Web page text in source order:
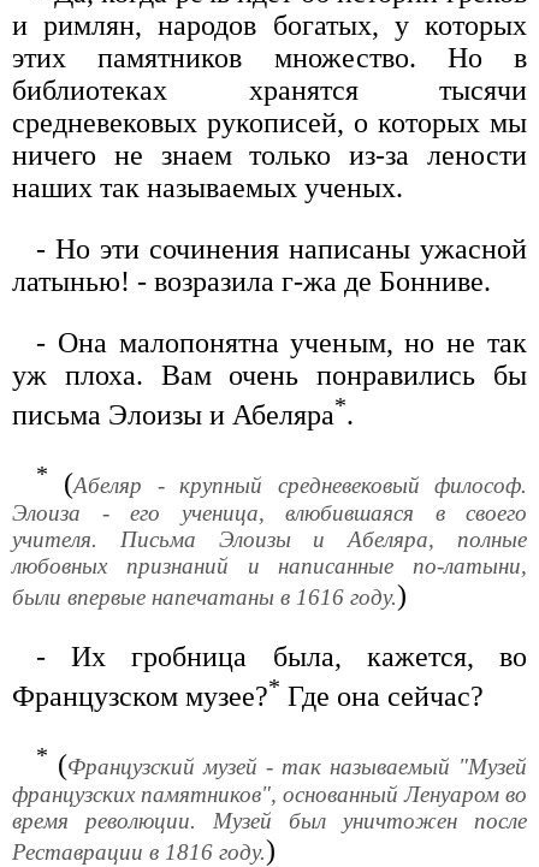
и римлян, народов богатых, у которых
этих памятников множество. Но в
библиотеках хранятся тысячи
средневековых рукописей, о которых мы
ничего не знаем только из-за лености
наших так называемых ученых.
- Но эти сочинения написаны ужасной
латынью! - возразила г-жа де Бонниве.
- Она малопонятна ученым, но не так
уж плоха. Вам очень понравились бы
письма Элоизы и Абеляра*.
* (Абеляр - крупный средневековый философ.
Элоиза - его ученица, влюбившаяся в своего
учителя. Письма Элоизы и Абеляра, полные
любовных признаний и написанные по-латыни,
были впервые напечатаны в 1616 году.)
- Их гробница была, кажется, во
Французском музее?* Где она сейчас?
* (Французский музей - так называемый "Музей
французских памятников", основанный Ленуаром во
время революции. Музей был уничтожен после
Реставрации в 1816 году.)